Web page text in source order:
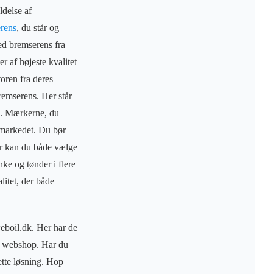
af
, du står og
bremserens fra
af højeste kvalitet
fra deres
Her står
Mærkerne, du
Du bør
kan du både vælge
og tønder i flere
der både
Her har de
Har du
løsning. Hop